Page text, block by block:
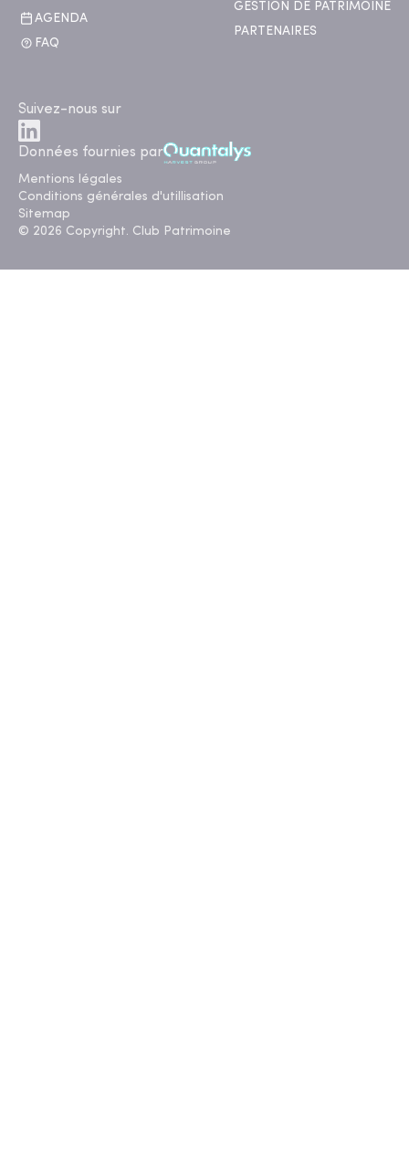
AGENDA
FAQ
GESTION DE PATRIMOINE
PARTENAIRES
Suivez-nous sur
Données fournies par
Mentions légales
Conditions générales d'utillisation
Sitemap
© 2026 Copyright. Club Patrimoine